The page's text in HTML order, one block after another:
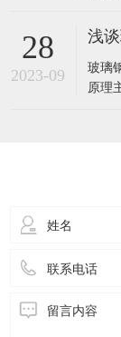
其能
时，
式冷
28
2023-09
玻璃
原理
修
检